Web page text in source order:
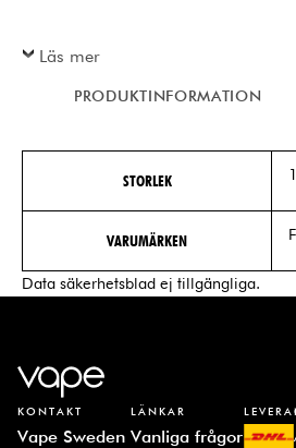
Läs mer
PRODUKTINFORMATION
STORLEK
VARUMÄRKEN
Data säkerhetsblad ej tillgängliga.
KONTAKT
Vape Sweden
LÄNKAR
Vanliga frågor